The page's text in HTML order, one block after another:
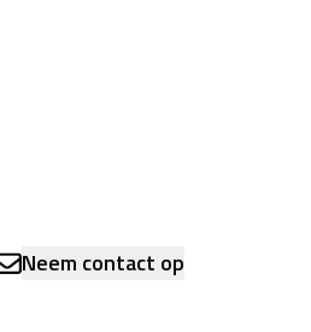
Neem contact op